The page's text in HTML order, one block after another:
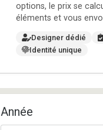
options, le prix se
éléments et vous
Designer dédié
Identité unique
Année